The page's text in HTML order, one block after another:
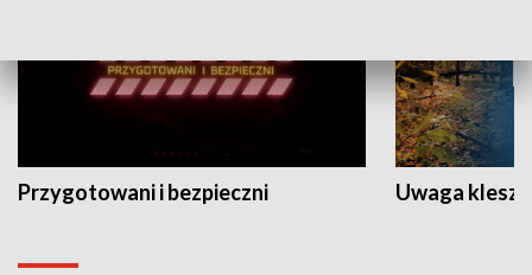
Przygotowani i bezpieczni Uwaga